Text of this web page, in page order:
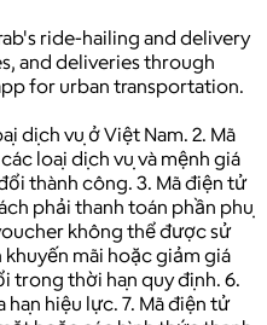
ride-hailing and delivery
and deliveries through
for urban transportation.
dịch vụ ở Việt Nam. 2. Mã
loại dịch vụ và mệnh giá
thành công. 3. Mã điện tử
phải thanh toán phần phụ
không thể được sử
mãi hoặc giảm giá
trong thời hạn quy định. 6.
hiệu lực. 7. Mã điện tử